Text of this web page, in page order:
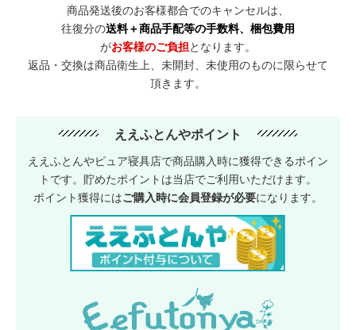
商品発送後のお客様都合でのキャンセルは、
往復分の送料＋商品手配等の手数料、梱包費用
がお客様のご負担となります。
返品・交換は商品衛生上、未開封、未使用のものに限らせて
頂きます。
ええふとんやポイント
ええふとんやピュア寝具店で商品購入時に獲得できるポイン
トです。貯めたポイントは当店でご利用いただけます。
ポイント獲得にはご購入時に会員登録が必要になります。